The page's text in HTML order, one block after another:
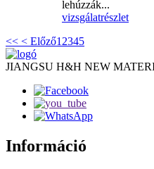
lehúzzák...
vizsgálatrészlet
<< < Előző1 2345
JIANGSU H&H NEW
Információ